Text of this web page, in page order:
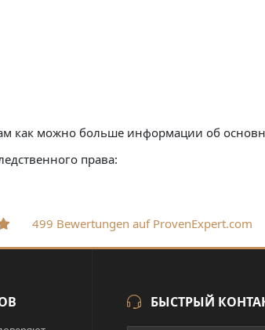
как можно больше информации об
права:
499 Bewertungen auf ProvenExpert.com
БЫСТРЫЙ